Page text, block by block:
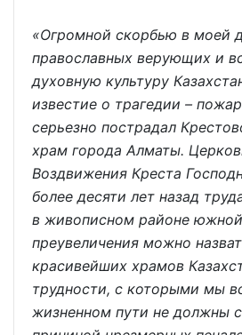
«Огромной скорбью в моей
православных верующих и
духовную культуру
известие о трагедии –
серьезно пострадал
храм города Алматы.
Воздвижения Креста
более десяти лет назад
в живописном районе
преувеличения можно
красивейших храмов
трудности, с которыми мы
жизненном пути не должны